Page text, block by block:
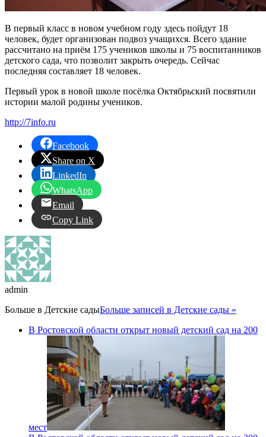
В первый класс в новом учебном году здесь пойдут 18
человек, будет организован подвоз учащихся. Всего здание
рассчитано на приём 175 учеников школы и 75 воспитанников
детского сада, что позволит закрыть очередь. Сейчас
последняя составляет 18 человек.
Первый урок в новой школе посёлка Октябрьский посвятили
истории малой родины учеников.
http://7info.ru
Facebook
Share on X
LinkedIn
WhatsApp
Email
Copy Link
admin
Больше в Детские садыБольше записей в Детские сады »
В Ростовской области открыт новый детский сад на 200
мест